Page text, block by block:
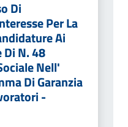
Di
Per La
Ai
N. 48
Nell'
Di Garanzia
-